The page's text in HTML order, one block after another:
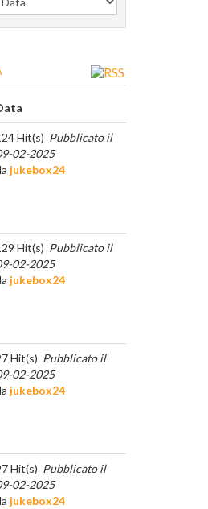
Hit(s) Pubblicato il
02-2025
jukebox24
Hit(s) Pubblicato il
02-2025
jukebox24
Hit(s) Pubblicato il
02-2025
jukebox24
Hit(s) Pubblicato il
02-2025
jukebox24